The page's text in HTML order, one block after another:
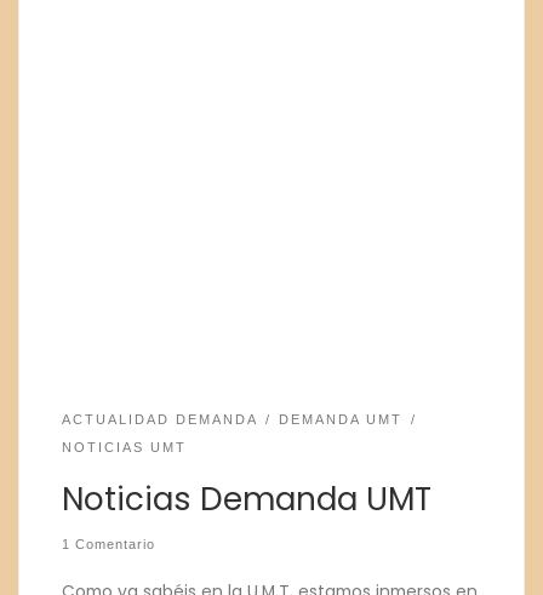
ACTUALIDAD DEMANDA
DEMANDA UMT
NOTICIAS UMT
Noticias Demanda UMT
1 Comentario